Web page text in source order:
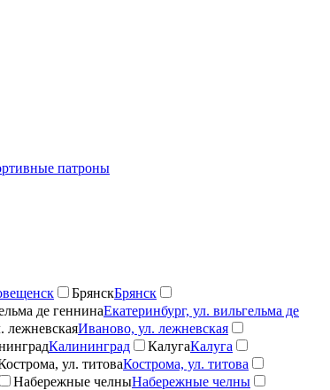
патроны
БрянскБрянск
де геннинаЕкатеринбург, ул. вильгельма де
лежневскаяИваново, ул. лежневская
Калининград КалугаКалуга
ул. титоваКострома, ул. титова
Набережные челныНабережные челны